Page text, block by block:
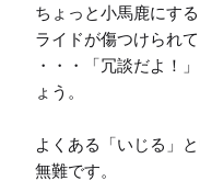
ちょっと小馬鹿にす
ライドが傷つけられ
・・・「冗談だよ！
ょう。
よくある「いじる」
無難です。